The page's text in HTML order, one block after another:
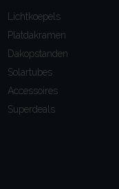
Lichtkoepels
Platdakramen
Dakopstanden
Solartubes
Accessoires
Superdeals